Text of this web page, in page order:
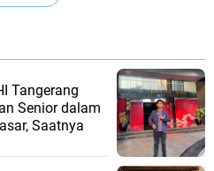
Tangerang
Senior dalam
Saatnya